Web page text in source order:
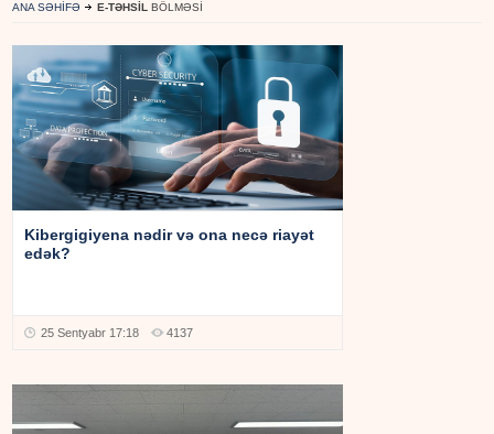
ANA SƏHİFƏ E-TƏHSİL BÖLMƏSİ
Kibergigiyena nədir və ona necə riayət
edək?
25 Sentyabr 17:18 4137